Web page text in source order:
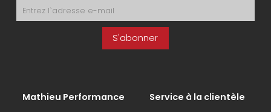
S'abonner
Mathieu Performance
Service à la clientèle